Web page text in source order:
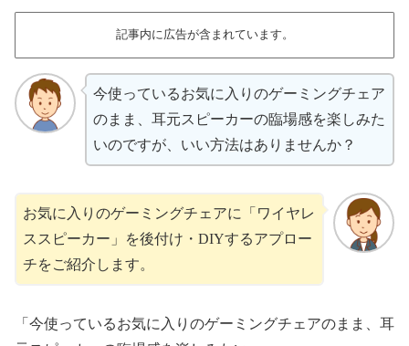
記事内に広告が含まれています。
今使っているお気に入りのゲーミングチェア
のまま、耳元スピーカーの臨場感を楽しみた
いのですが、いい方法はありませんか？
お気に入りのゲーミングチェアに「ワイヤレ
ススピーカー」を後付け・DIYするアプロー
チをご紹介します。
「今使っているお気に入りのゲーミングチェアのまま、耳